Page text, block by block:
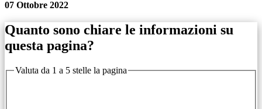
07 Ottobre 2022
Quanto sono chiare le informazioni su
questa pagina?
Valuta da 1 a 5 stelle la pagina